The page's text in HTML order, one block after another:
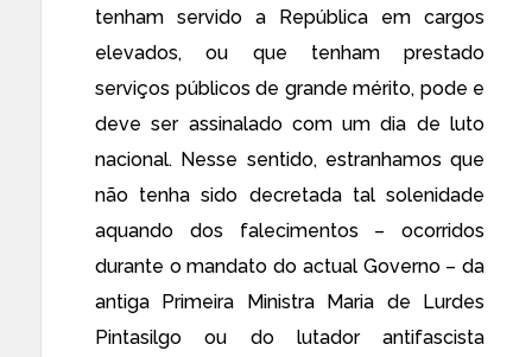
tenham servido a República em cargos
elevados, ou que tenham prestado
serviços públicos de grande mérito, pode e
deve ser assinalado com um dia de luto
nacional. Nesse sentido, estranhamos que
não tenha sido decretada tal solenidade
aquando dos falecimentos – ocorridos
durante o mandato do actual Governo – da
antiga Primeira Ministra Maria de Lurdes
Pintasilgo ou do lutador antifascista